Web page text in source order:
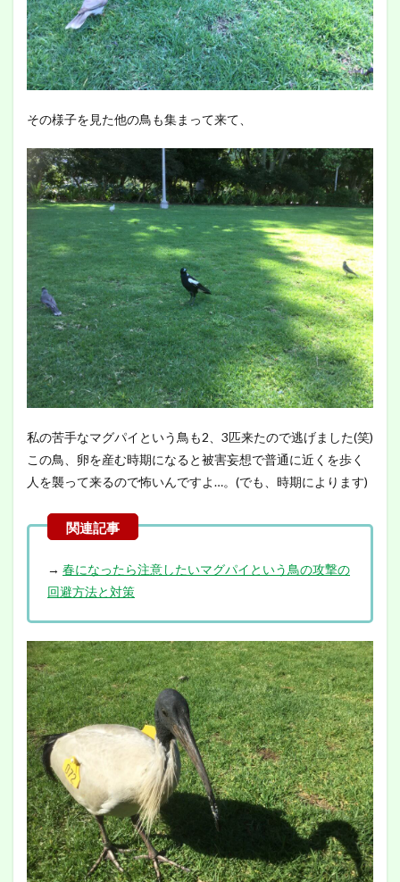
その様子を見た他の鳥も集まって来て、
私の苦手なマグパイという鳥も2、3匹来たので逃げました(笑)
この鳥、卵を産む時期になると被害妄想で普通に近くを歩く
人を襲って来るので怖いんですよ…。(でも、時期によります)
→ 春になったら注意したいマグパイという鳥の攻撃の
回避方法と対策